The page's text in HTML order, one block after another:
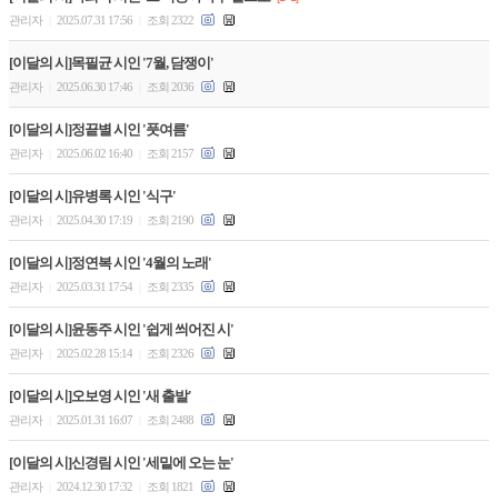
관리자
2025.07.31 17:56 조회 2322
[이달의 시]목필균 시인 '7월, 담쟁이'
관리자 2025.06.30 17:46 조회 2036
[이달의 시]정끝별 시인 '풋여름'
관리자 2025.06.02 16:40 조회 2157
[이달의 시]유병록 시인 '식구'
관리자 2025.04.30 17:19 조회 2190
[이달의 시]정연복 시인 '4월의 노래'
관리자 2025.03.31 17:54 조회 2335
[이달의 시]윤동주 시인 '쉽게 씌어진 시'
관리자 2025.02.28 15:14 조회 2326
[이달의 시]오보영 시인 '새 출발'
관리자 2025.01.31 16:07 조회 2488
[이달의 시]신경림 시인 '세밑에 오는 눈'
관리자 2024.12.30 17:32 조회 1821